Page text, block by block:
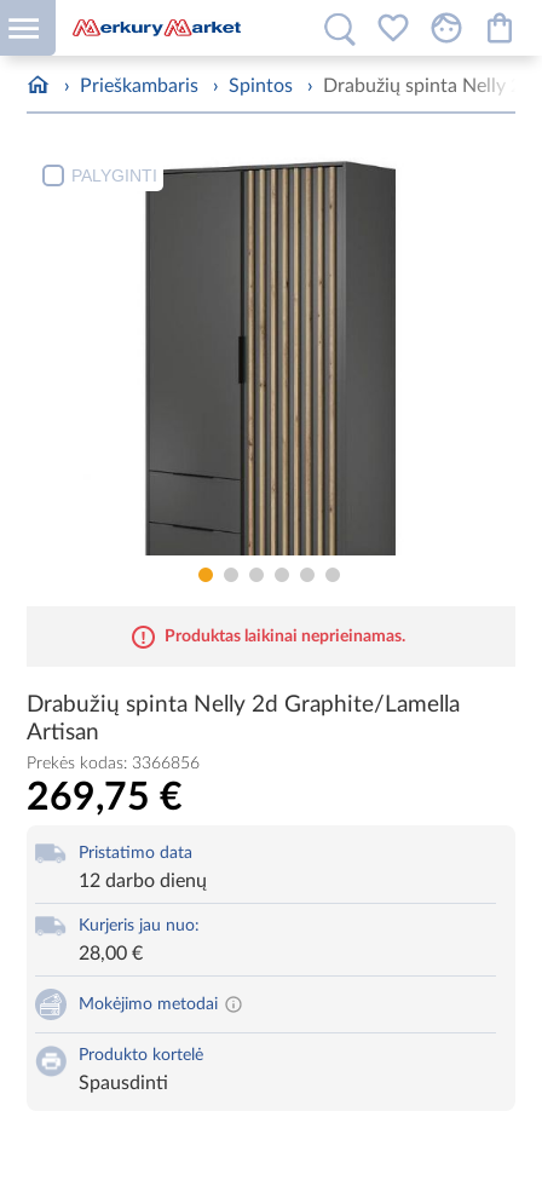
› Prieškambaris › Spintos › Drabužių spinta Nelly
PALYGINTI
Produktas laikinai neprieinamas.
Drabužių spinta Nelly 2d Graphite/Lamella
Artisan
Prekės kodas: 3366856
269,75 €
Pristatimo data
12 darbo dienų
Kurjeris jau nuo:
28,00 €
Mokėjimo metodai
Produkto kortelė
Spausdinti